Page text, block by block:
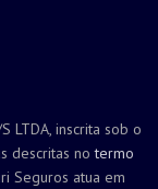
LTDA, inscrita sob o
descritas notermo
Seguros atua em